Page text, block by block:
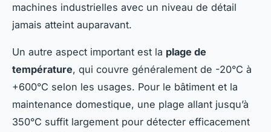
machines industrielles avec un niveau de détail
jamais atteint auparavant.
Un autre aspect important est la plage de
température, qui couvre généralement de -20°C à
+600°C selon les usages. Pour le bâtiment et la
maintenance domestique, une plage allant jusqu’à
350°C suffit largement pour détecter efficacement